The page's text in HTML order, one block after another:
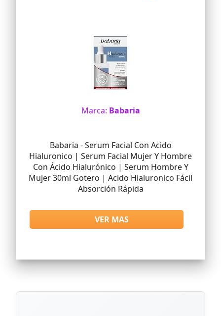
Marca: Babaria
Babaria - Serum Facial Con Acido
Hialuronico | Serum Facial Mujer Y Hombre
Con Ácido Hialurónico | Serum Hombre Y
Mujer 30ml Gotero | Acido Hialuronico Fácil
Absorción Rápida
VER MAS